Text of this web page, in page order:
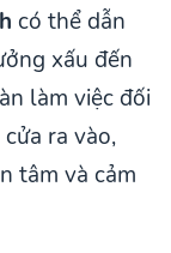
có thể dẫn
xấu đến
làm việc đối
ra vào,
tâm và cảm